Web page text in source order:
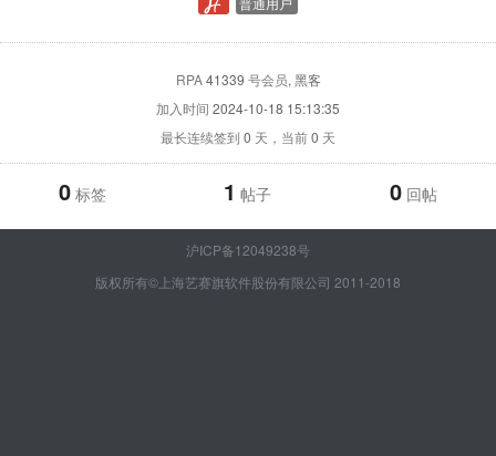
RPA41339 号会员, 黑客
加入时间 2024-10-18 15:13:35
最长连续签到 0 天，当前0 天
0 标签 1 帖子 0 回帖
沪ICP备12049238号
版权所有©上海艺赛旗软件股份有限公司 2011-2018